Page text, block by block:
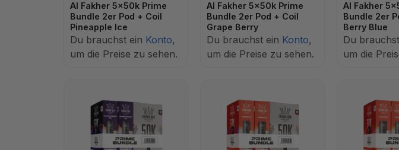
Al Fakher 5x50k Prime
Bundle 2er Pod + Coil
Pineapple Ice
Du brauchst ein Konto,
um die Preise zu sehen.
Al Fakher 5x50k Prime
Bundle 2er Pod + Coil
Grape Berry
Du brauchst ein Konto,
um die Preise zu sehen.
Al Fakher
Bundle 2er
Berry Blue
Du
um die